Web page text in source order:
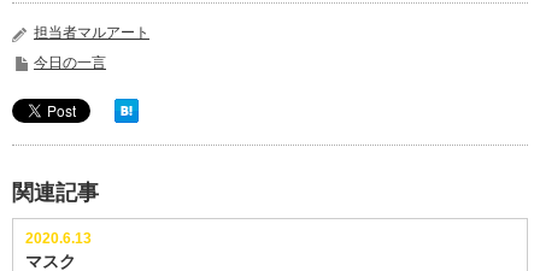
担当者マルアート
今日の一言
関連記事
2020.6.13
マスク